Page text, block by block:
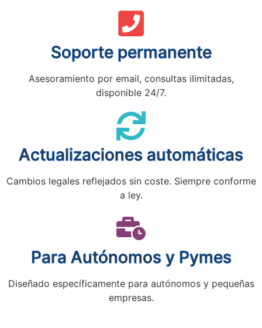
Soporte permanente
Asesoramiento por email, consultas ilimitadas,
disponible 24/7.
Actualizaciones automáticas
Cambios legales reflejados sin coste. Siempre conforme
a ley.
Para Autónomos y Pymes
Diseñado específicamente para autónomos y pequeñas
empresas.